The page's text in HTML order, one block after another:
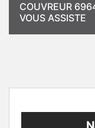
COUVREUR
VOUS ASSISTE